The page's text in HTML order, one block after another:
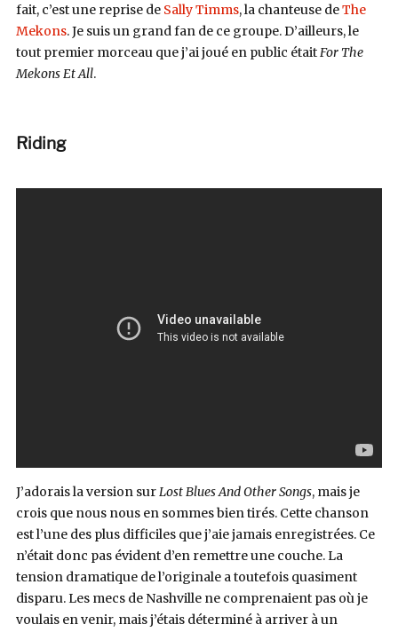
fait, c’est une reprise de Sally Timms, la chanteuse deThe
Mekons. Je suis un grand fan de ce groupe. D’ailleurs, le
tout premier morceau que j’ai joué en public étaitFor The
Mekons Et All.
Riding
J’adorais la version surLost Blues And Other Songs, mais je
crois que nous nous en sommes bien tirés. Cette chanson
est l’une des plus difficiles que j’aie jamais enregistrées. Ce
n’était donc pas évident d’en remettre une couche. La
tension dramatique de l’originale a toutefois quasiment
disparu. Les mecs de Nashville ne comprenaient pas où je
voulais en venir, mais j’étais déterminé à arriver à un